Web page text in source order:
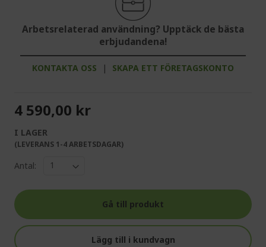
Arbetsrelaterad användning? Upptäck de bästa
erbjudandena!
KONTAKTA OSS | SKAPA ETT FÖRETAGSKONTO
4 590,00 kr
I LAGER
(LEVERANS 1-4 ARBETSDAGAR)
Antal:
Gå till produkt
Lägg till i kundvagn